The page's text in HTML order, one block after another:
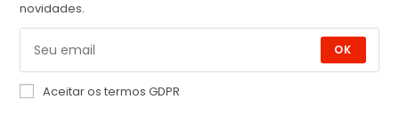
novidades.
OK
Aceitar os termos GDPR